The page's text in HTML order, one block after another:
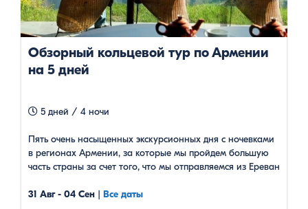
Обзорный кольцевой тур по Армении
на 5 дней
5 дней / 4 ночи
Пять очень насыщенных экскурсионных дня с ночевками
в регионах Армении, за которые мы пройдем большую
часть страны за счет того, что мы отправляемся из Ереван
31 Авг - 04 Сен | Все даты